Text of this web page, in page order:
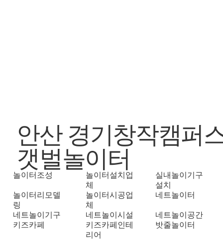
안산 경기창작캠퍼
갯벌놀이터
놀이터조성
놀이터설치업
체
실내놀이기구
설치
놀이터리모델
링
놀이터시공업
체
네트놀이터
네트놀이기구 네트놀이시설
네트놀이공간
키즈카페
키즈카페인테
리어
밧줄놀이터